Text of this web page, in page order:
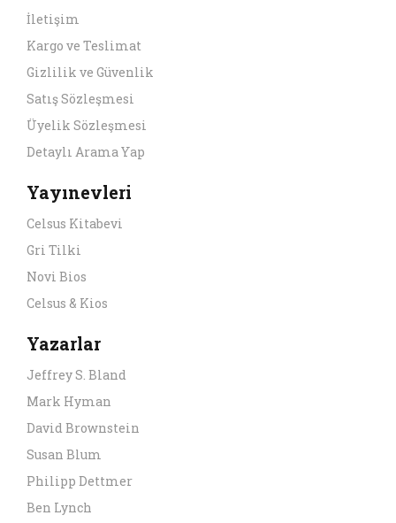
İletişim
Kargo ve Teslimat
Gizlilik ve Güvenlik
Satış Sözleşmesi
Üyelik Sözleşmesi
Detaylı Arama Yap
Yayınevleri
Celsus Kitabevi
Gri Tilki
Novi Bios
Celsus & Kios
Yazarlar
Jeffrey S. Bland
Mark Hyman
David Brownstein
Susan Blum
Philipp Dettmer
Ben Lynch